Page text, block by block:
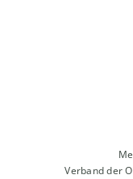
Verband der